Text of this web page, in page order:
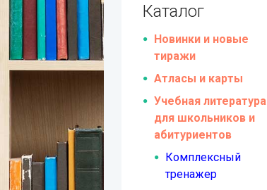
Каталог
Новинки и новые
тиражи
Атласы и карты
Учебная литература
для школьников и
абитуриентов
Комплексный
тренажер